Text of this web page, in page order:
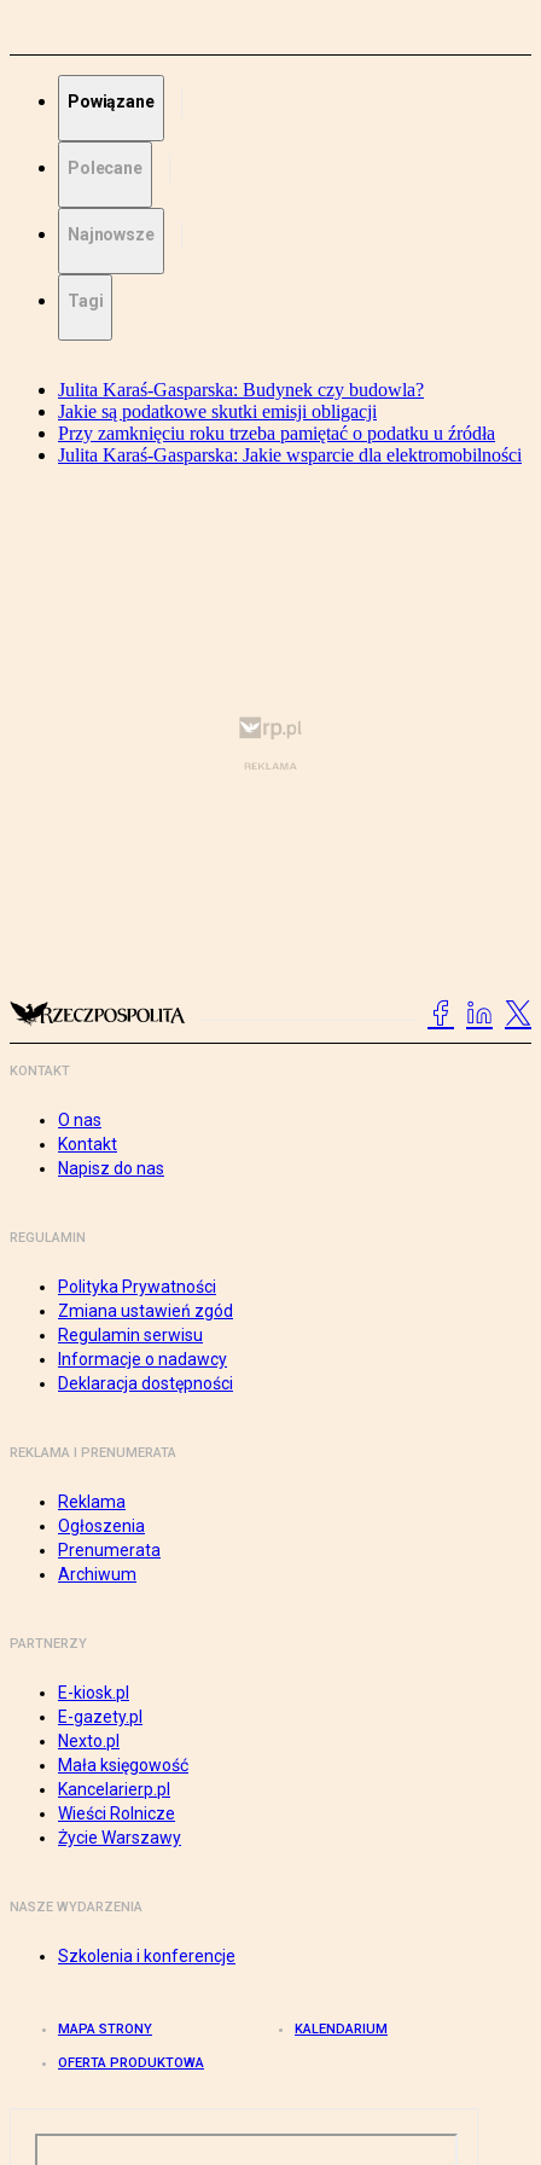
Powiązane
Polecane
Najnowsze
Tagi
Julita Karaś-Gasparska: Budynek czy budowla?
Jakie są podatkowe skutki emisji obligacji
Przy zamknięciu roku trzeba pamiętać o podatku u źródła
Julita Karaś-Gasparska: Jakie wsparcie dla elektromobilności
KONTAKT
O nas
Kontakt
Napisz do nas
REGULAMIN
Polityka Prywatności
Zmiana ustawień zgód
Regulamin serwisu
Informacje o nadawcy
Deklaracja dostępności
REKLAMA I PRENUMERATA
Reklama
Ogłoszenia
Prenumerata
Archiwum
PARTNERZY
E-kiosk.pl
E-gazety.pl
Nexto.pl
Mała księgowość
Kancelarierp.pl
Wieści Rolnicze
Życie Warszawy
NASZE WYDARZENIA
Szkolenia i konferencje
MAPA STRONY KALENDARIUM
OFERTA PRODUKTOWA